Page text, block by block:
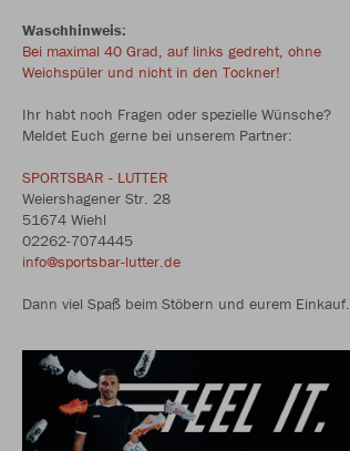
Waschhinweis:
Bei maximal 40 Grad, auf links gedreht, ohne
Weichspüler und nicht in den Tockner!
Ihr habt noch Fragen oder spezielle Wünsche?
Meldet Euch gerne bei unserem Partner:
SPORTSBAR - LUTTER
Weiershagener Str. 28
51674 Wiehl
02262-7074445
info@sportsbar-lutter.de
Dann viel Spaß beim Stöbern und eurem Einkauf.